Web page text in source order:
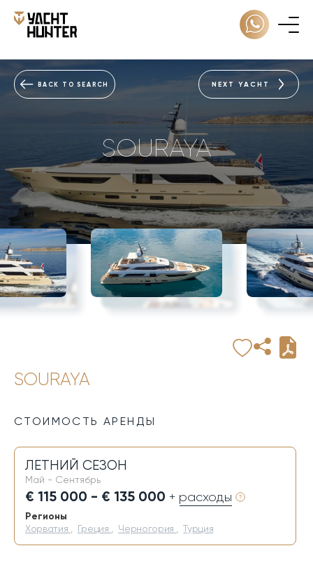
BACK TO SEARCH NEXT YACHT
SOURAYA
SOURAYA
СТОИМОСТЬ АРЕНДЫ
ЛЕТНИЙ СЕЗОН
Май - Сентябрь
€ 115 000 - € 135 000 + расходы
Регионы
Хорватия Греция Черногория ,Турция